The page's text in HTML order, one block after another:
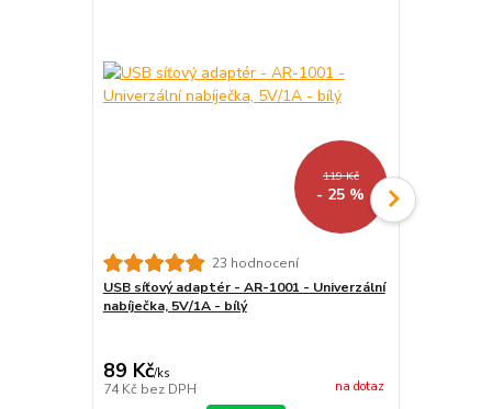
119 Kč
- 25 %
23 hodnocení
USB síťový adaptér - AR-1001 - Univerzální
nabíječka, 5V/1A - bílý
89 Kč/ks
74 Kč bez DPH na dotaz